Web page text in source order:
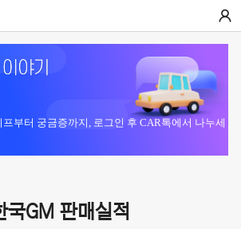
부터 궁금증까지, 로그인 후 CAR톡에서 나누세
국GM 판매실적